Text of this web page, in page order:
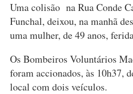
Uma colisão na Rua Conde
Funchal, deixou, na manhã
uma mulher, de 49 anos,
Os Bombeiros Voluntários
foram accionados, às 10h37,
local com dois veículos.